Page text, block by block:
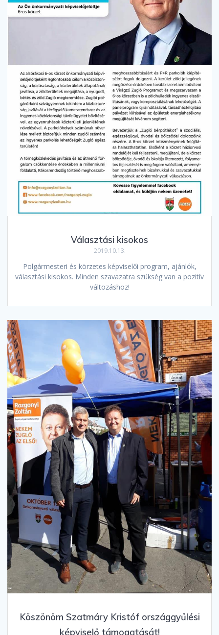
Választási kisokos
2019.10.13.
Polgármesteri és körzetes képviselői program, ajánlók,
választási kisokos. Minden szavazatra szükség van a pozitív
változáshoz!
Köszönöm Szatmáry Kristóf országgyűlési
képviselő támogatását!